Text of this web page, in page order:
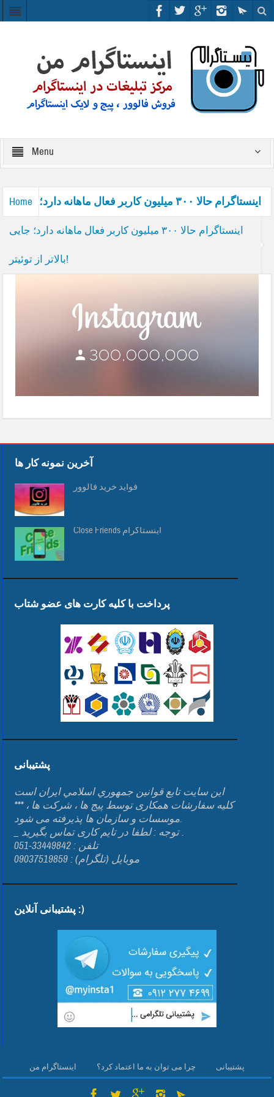
Menu
Home
اینستاگرام حالا ۳۰۰ میلیون کاربر فعال ماهانه دارد؛ جایی
بالاتر از توئیتر!
اینستاگرام حالا ۳۰۰ میلیون کاربر فعال ماهانه دارد؛
آخرین نمونه کار ها
فواید خرید فالوور
Close Friends اینستاگرام
پرداخت با کلیه کارت های عضو شتاب
پشتیبانی
اين سايت تابع قوانين جمهوري اسلامي ايران است
*** کلیه سفارشات همکاری توسط پیج ها ، شرکت ها ،
موسسات و سازمان ها پذیرفته می شود.
_ توجه : لطفا در تایم کاری تماس بگیرید .
تلفن : 33449842-051
موبایل (تلگرام) : 09037519859
پشتیبانی آنلاین :)
اینستاگرام من چرا می توان به ما اعتماد کرد؟ پشتیبانی